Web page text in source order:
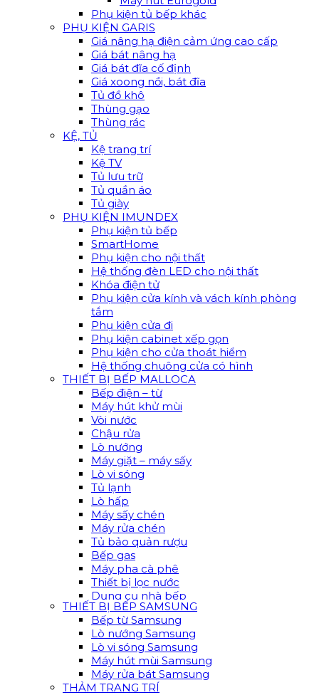
Phụ kiện tủ bếp khác
PHỤ KIỆN GARIS
Giá nâng hạ điện cảm ứng cao cấp
Giá bát nâng hạ
Giá bát đĩa cố định
Giá xoong nồi, bát đĩa
Tủ đồ khô
Thùng gạo
Thùng rác
KỆ, TỦ
Kệ trang trí
Kệ TV
Tủ lưu trữ
Tủ quần áo
Tủ giày
PHỤ KIỆN IMUNDEX
Phụ kiện tủ bếp
SmartHome
Phụ kiện cho nội thất
Hệ thống đèn LED cho nội thất
Khóa điện tử
Phụ kiện cửa kính và vách kính phòng
tắm
Phụ kiện cửa đi
Phụ kiện cabinet xếp gọn
Phụ kiện cho cửa thoát hiểm
Hệ thống chuông cửa có hình
THIẾT BỊ BẾP MALLOCA
Bếp điện – từ
Máy hút khử mùi
Vòi nước
Chậu rửa
Lò nướng
Máy giặt – máy sấy
Lò vi sóng
Tủ lạnh
Lò hấp
Máy sấy chén
Máy rửa chén
Tủ bảo quản rượu
Bếp gas
Máy pha cà phê
Thiết bị lọc nước
Dụng cụ nhà bếp
THIẾT BỊ BẾP SAMSUNG
Bếp từ Samsung
Lò nướng Samsung
Lò vi sóng Samsung
Máy hút mùi Samsung
Máy rửa bát Samsung
THẢM TRANG TRÍ